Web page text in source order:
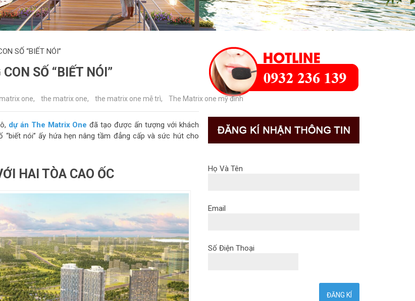
SỐ “BIẾT NÓI”
SỐ “BIẾT NÓI”
one, the matrix one, the matrix one mễ trì, The Matrix one mỹ đình
dự án The Matrix One đã tạo được ấn tượng với khách
nói” ấy hứa hẹn nâng tầm đẳng cấp và sức hút cho
HAI TÒA CAO ỐC Họ Và Tên
Email
Số Điện Thoại